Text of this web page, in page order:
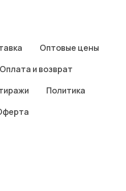
Оптовые цены
Оплата и возврат
Политика